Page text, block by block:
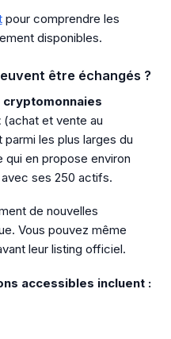
pour comprendre les
disponibles.
être échangés ?
(achat et vente au
les plus larges du
qui en propose environ
ses 250 actifs.
de nouvelles
Vous pouvez même
leur listing officiel.
accessibles incluent :